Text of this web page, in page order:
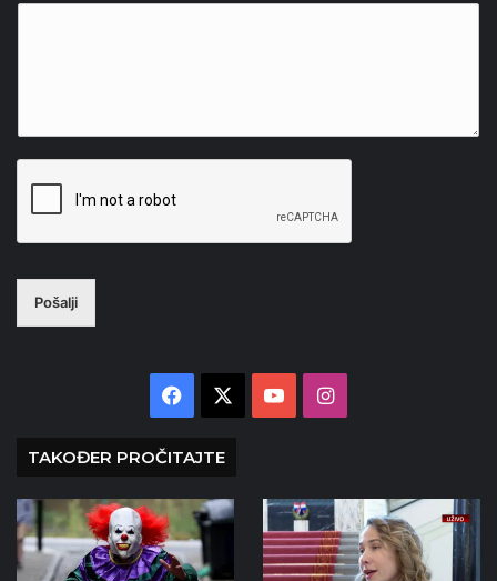
Pošalji
Facebook YouTubeInstagram
TAKOĐER PROČITAJTE